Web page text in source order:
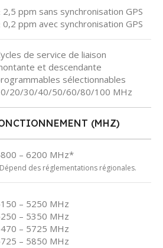
2,5 ppm sans synchronisation GPS
0,2 ppm avec synchronisation GPS
de service de liaison
et descendante
sélectionnables
20/30/40/50/60/80/100 MHz
(MHZ)
– 6200 MHz*
des réglementations régionales.
– 5250 MHz
– 5350 MHz
– 5725 MHz
– 5850 MHz